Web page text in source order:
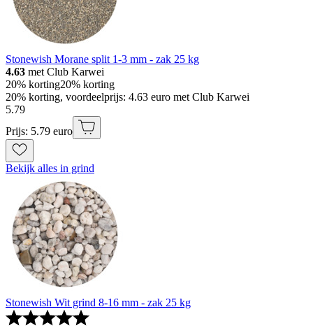
Stonewish Morane split 1-3 mm - zak 25 kg
4.63 met Club Karwei
20% korting20% korting
20% korting, voordeelprijs: 4.63 euro met Club Karwei
5.79
Prijs: 5.79 euro
Bekijk alles in grind
Stonewish Wit grind 8-16 mm - zak 25 kg